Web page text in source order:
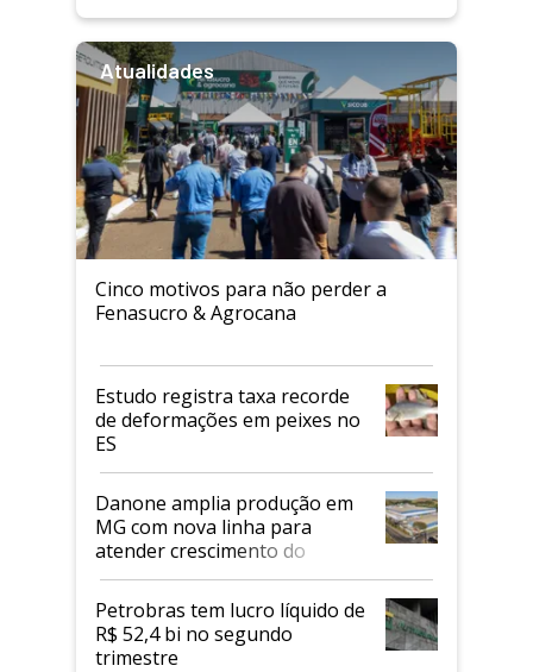
Atualidades
Cinco motivos para não perder a
Fenasucro & Agrocana
Estudo registra taxa recorde
de deformações em peixes no
ES
Danone amplia produção em
MG com nova linha para
atender crescimento do
mercado de alimentos
proteicos
Petrobras tem lucro líquido de
R$ 52,4 bi no segundo
trimestre